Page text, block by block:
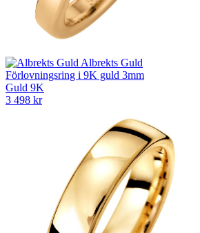
Albrekts Guld
Förlovningsring i 9K guld 3mm
Guld 9K
3 498 kr